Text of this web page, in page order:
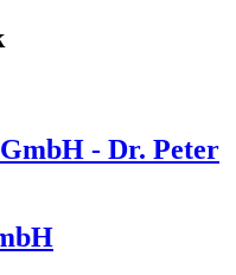
- Dr. Peter